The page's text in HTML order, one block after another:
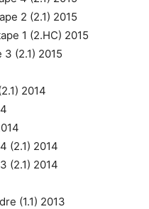
2 (2.1) 2015
1 (2.HC) 2015
(2.1) 2015
2014
(2.1) 2014
(2.1) 2014
(1.1) 2013